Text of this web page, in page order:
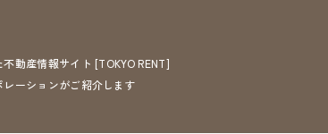
動産情報サイト [TOKYO RENT]
ーションがご紹介します